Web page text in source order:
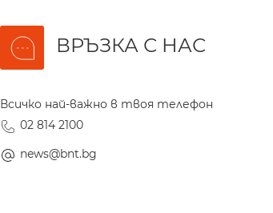
ВРЪЗКА С НАС
Всичко най-важно в твоя телефон
02 814 2100
news@bnt.bg